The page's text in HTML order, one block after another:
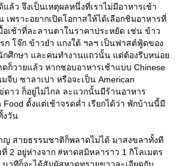
ล้ว จึงเป็นเหตุผลหนึ่งที่เราไม่มีอาหารเช้า
เพราะอยากเปิดโอกาสให้ได้เลือกชิมอาหารที่
อเช้าที่ละลานตาในราคาประหยัด เช่น ข้าว
ก โจ๊ก ข้าวยำ แกงใต้ ฯลฯ เป็นฟาสต์ฟู้ดของ
กศึกษา และคนทำงานแถวนั้น แต่ต้องรีบหน่อ
ก็วายแล้ว หากชอบอาหารเช้าแบบ Chinese
จีบ ซาลาเปา หรือจะเป็น American
ดาว ก็อยู่ไม่ไกล ละแวกนั้นมีร้านอาหาร
Food ตั้งแต่เช้าจรดค่ำ เรียกได้ว่า พักบ้านนี้มี
งวัน
ญ สายธรรมชาติก็พลาดไม่ได้ มาสงขลาทั้งที
2 อยู่ห่างจาก #หาดสมิหลาราว 1 กิโลเมตร